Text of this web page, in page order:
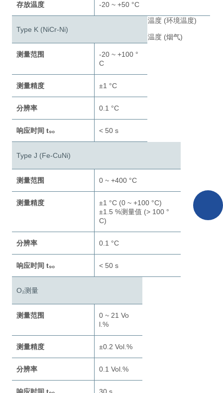
存放温度 -20 ~ +50 °C
Type K (NiCr-Ni)
测量范围
-20 ~ +100 °
C
测量精度 ±1 °C
分辨率 0.1 °C
响应时间 t₉₀ < 50 s
温度 (环境温度)
Type J (Fe-CuNi)
测量范围 0 ~ +400 °C
测量精度
±1 °C (0 ~ +100 °C)
±1.5 %测量值 (> 100 °
C)
分辨率 0.1 °C
响应时间 t₉₀ < 50 s
温度 (烟气)
O₂测量
测量范围
0 ~ 21 Vo
l.%
测量精度 ±0.2 Vol.%
分辨率 0.1 Vol.%
响应时间 t₉₀ 30 s